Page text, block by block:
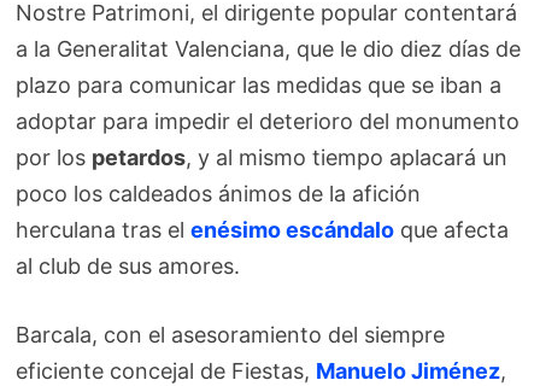
Nostre Patrimoni, el dirigente popular contentará
a la Generalitat Valenciana, que le dio diez días de
plazo para comunicar las medidas que se iban a
adoptar para impedir el deterioro del monumento
por los petardos, y al mismo tiempo aplacará un
poco los caldeados ánimos de la afición
herculana tras elenésimo escándalo que afecta
al club de sus amores.
Barcala, con el asesoramiento del siempre
eficiente concejal de Fiestas, Manuelo Jiménez,